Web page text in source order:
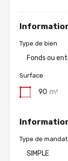
Type de bien
Fonds ou
Surface
90 m²
Type de mandat
SIMPLE